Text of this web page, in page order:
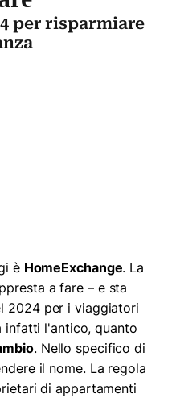
per risparmiare
è HomeExchange. La
a fare – e sta
2024 per i viaggiatori
l'antico, quanto
. Nello specifico di
il nome. La regola
di appartamenti